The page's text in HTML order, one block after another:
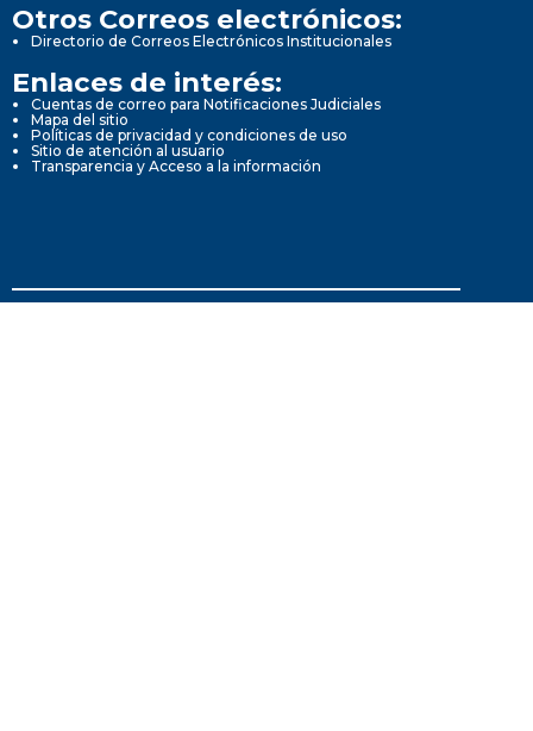
Otros Correos electrónicos:
Directorio de Correos Electrónicos Institucionales
Enlaces de interés:
Cuentas de correo para Notificaciones Judiciales
Mapa del sitio
Políticas de privacidad y condiciones de uso
Sitio de atención al usuario
Transparencia y Acceso a la información